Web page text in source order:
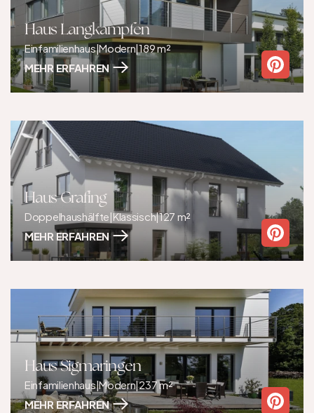
Haus Langkampfen
Einfamilienhaus|Modern|189 m²
MEHR ERFAHREN
Haus Grafing
Doppelhaushälfte|Klassisch|127 m²
MEHR ERFAHREN
Haus Sigmaringen
Einfamilienhaus|Modern|237 m²
MEHR ERFAHREN